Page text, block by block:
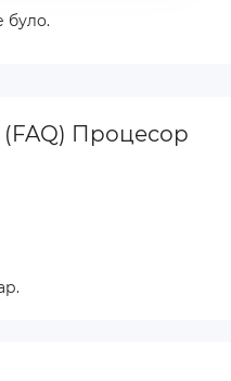
було.
(FAQ) Процесор